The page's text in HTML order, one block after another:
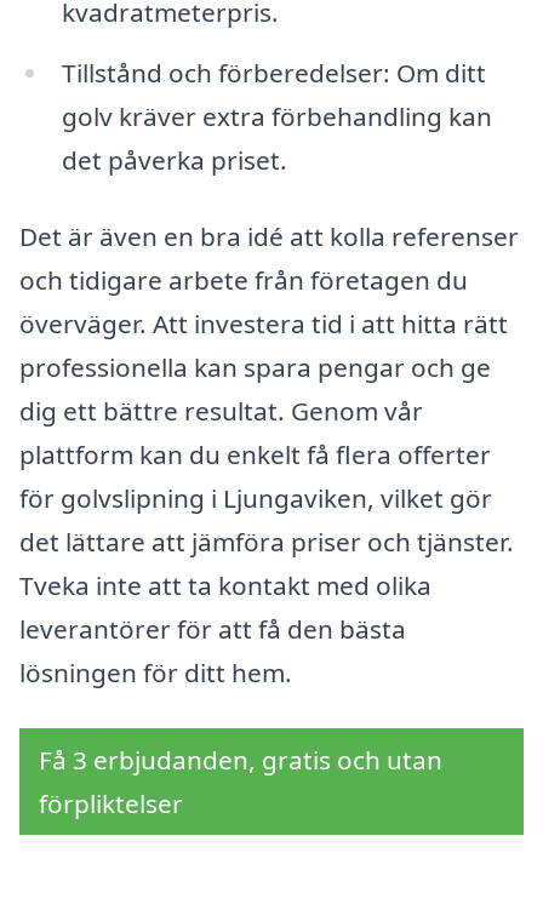
kvadratmeterpris.
Tillstånd och förberedelser: Om ditt
golv kräver extra förbehandling kan
det påverka priset.
Det är även en bra idé att kolla referenser
och tidigare arbete från företagen du
överväger. Att investera tid i att hitta rätt
professionella kan spara pengar och ge
dig ett bättre resultat. Genom vår
plattform kan du enkelt få flera offerter
för golvslipning i Ljungaviken, vilket gör
det lättare att jämföra priser och tjänster.
Tveka inte att ta kontakt med olika
leverantörer för att få den bästa
lösningen för ditt hem.
Få 3 erbjudanden, gratis och utan
förpliktelser